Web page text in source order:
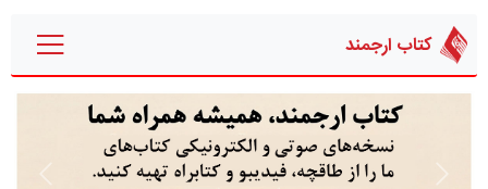
کتاب ارجمند
بعدی